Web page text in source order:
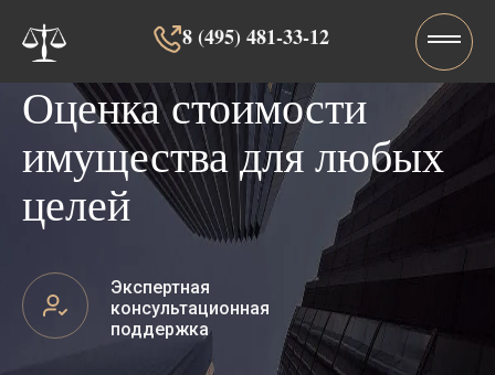
8 (495) 481-33-12‬‬
Оценка стоимости
имущества для любых
целей
Экспертная
консультационная
поддержка